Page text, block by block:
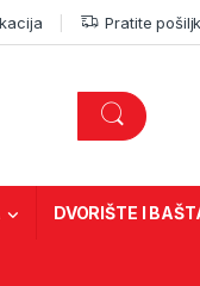
Pratite
DVORIŠTE I